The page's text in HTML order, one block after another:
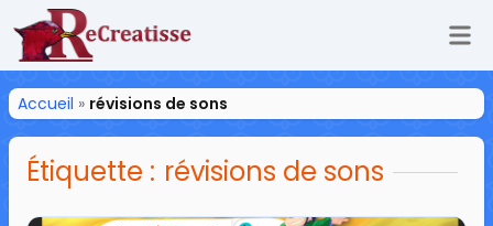
ReCreatisse
Accueil » révisions de sons
Étiquette : révisions de sons